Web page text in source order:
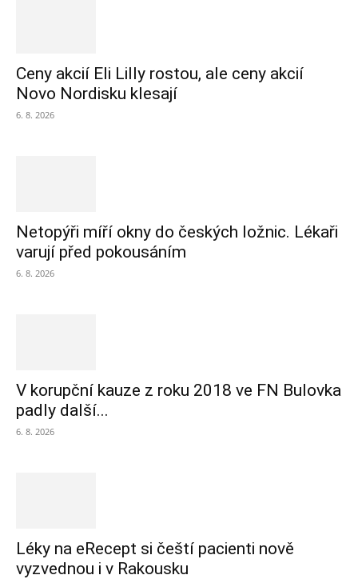
Ceny akcií Eli Lilly rostou, ale ceny akcií
Novo Nordisku klesají
6. 8. 2026
Netopýři míří okny do českých ložnic. Lékaři
varují před pokousáním
6. 8. 2026
V korupční kauze z roku 2018 ve FN Bulovka
padly další...
6. 8. 2026
Léky na eRecept si čeští pacienti nově
vyzvednou i v Rakousku